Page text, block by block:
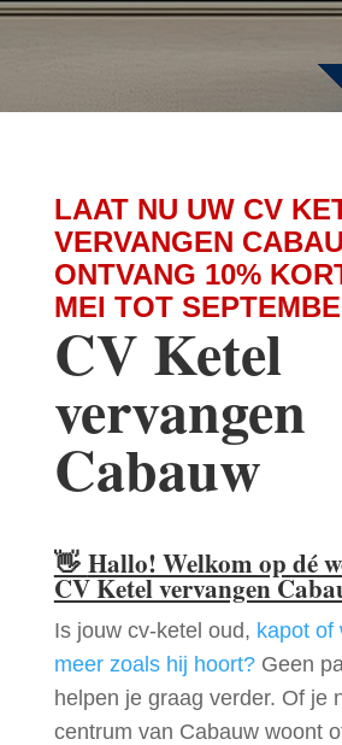
LAAT NU UW CV
VERVANGEN
ONTVANG 10%
MEI TOT
CV Ketel
vervangen
Cabauw
👋 Hallo! Welkom op dé
CV Ketel vervangen
Is jouw cv-ketel oud, kapot of
meer zoals hij hoort?Geen
helpen je graag verder. Of je
centrum van Cabauw woont